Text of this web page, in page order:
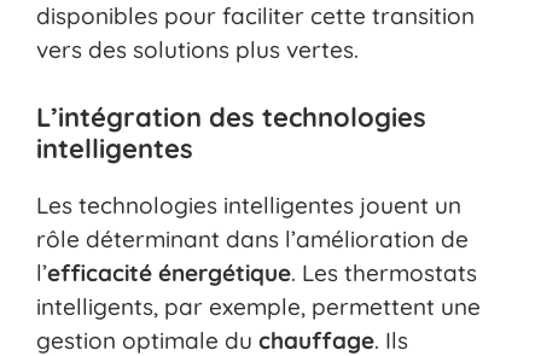
disponibles pour faciliter cette transition
vers des solutions plus vertes.
L’intégration des technologies
intelligentes
Les technologies intelligentes jouent un
rôle déterminant dans l’amélioration de
l’efficacité énergétique. Les thermostats
intelligents, par exemple, permettent une
gestion optimale du chauffage. Ils